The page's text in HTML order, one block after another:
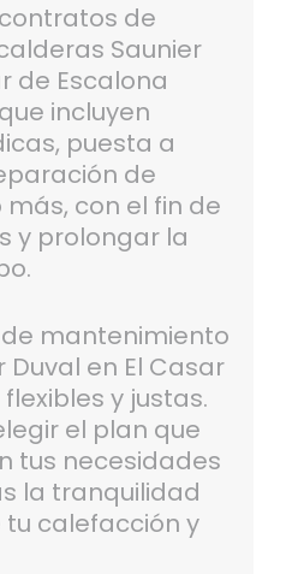
de
Saunier
de Escalona
incluyen
puesta a
de
con el fin de
y prolongar la
mantenimiento
en El Casar
y justas.
el plan que
tus necesidades
la tranquilidad
calefacción y